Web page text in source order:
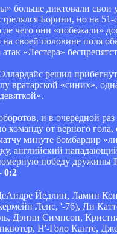
больше диктовали свои
Борини, но на
чего они «побежали»
своей половине поля
«Лестера»
решил
вратарской «синих»,
и в очередной
от верного
минуте бомбардир
английский
победу дружины
0:2
Йедлин, Ламин
Ленс, '-76), Ли
Дэнни Симпсон,
Н'-Голо Канте,